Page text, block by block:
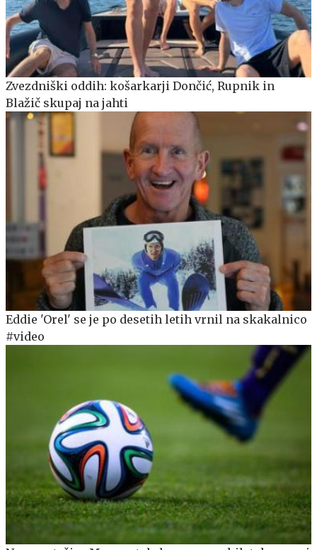
Zvezdniški oddih: košarkarji Dončić, Rupnik in
Blažič skupaj na jahti
Eddie 'Orel' se je po desetih letih vrnil na skakalnico
#video